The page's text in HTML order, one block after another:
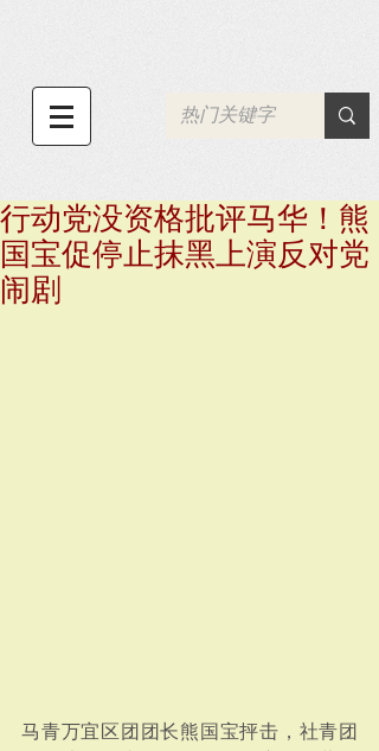
行动党没资格批评马华！熊
国宝促停止抹黑上演反对党
闹剧
马青万宜区团团长熊国宝抨击，社青团